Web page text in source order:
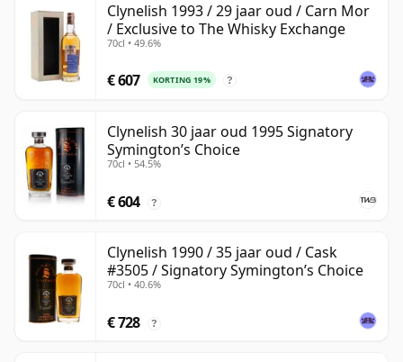
Clynelish 1993 / 29 jaar oud / Carn Mor
/ Exclusive to The Whisky Exchange
70cl • 49.6%
€ 607 KORTING 19% ?
Clynelish 30 jaar oud 1995 Signatory
Symington’s Choice
70cl • 54.5%
€ 604 ?
Clynelish 1990 / 35 jaar oud / Cask
#3505 / Signatory Symington’s Choice
70cl • 40.6%
€ 728 ?